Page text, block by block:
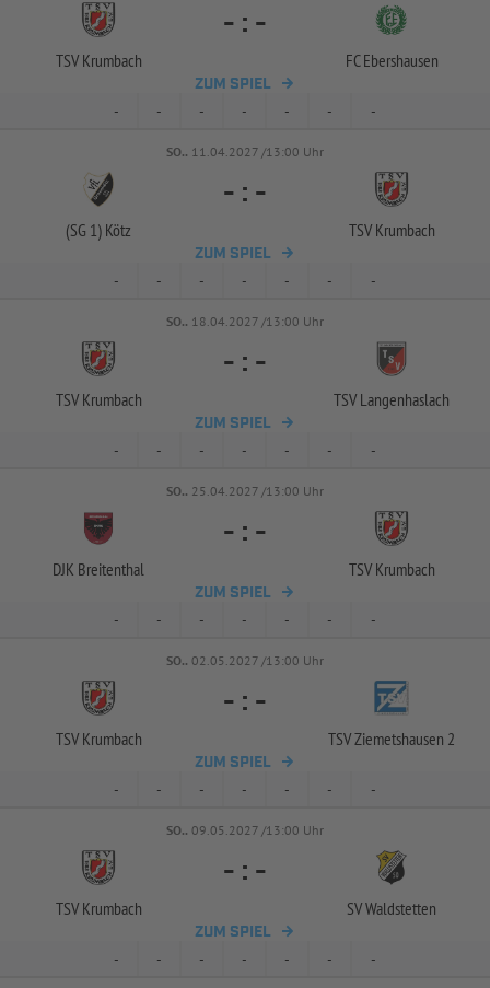
TSV Krumbach
- : -
FC Ebershausen
ZUM SPIEL
- - - - - - -
SO.. 11.04.2027 /13:00 Uhr
(SG 1) Kötz
- : -
TSV Krumbach
ZUM SPIEL
- - - - - - -
SO.. 18.04.2027 /13:00 Uhr
TSV Krumbach
- : -
TSV Langenhaslach
ZUM SPIEL
- - - - - - -
SO.. 25.04.2027 /13:00 Uhr
DJK Breitenthal
- : -
TSV Krumbach
ZUM SPIEL
- - - - - - -
SO.. 02.05.2027 /13:00 Uhr
TSV Krumbach
- : -
TSV Ziemetshausen 2
ZUM SPIEL
- - - - - - -
SO.. 09.05.2027 /13:00 Uhr
TSV Krumbach
- : -
SV Waldstetten
ZUM SPIEL
- - - - - - -